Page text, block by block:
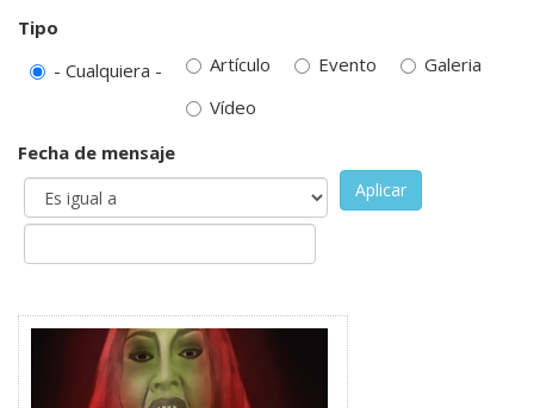
Tipo
- Cualquiera -
Artículo Evento
Galeria
Vídeo
Fecha de mensaje
Aplicar